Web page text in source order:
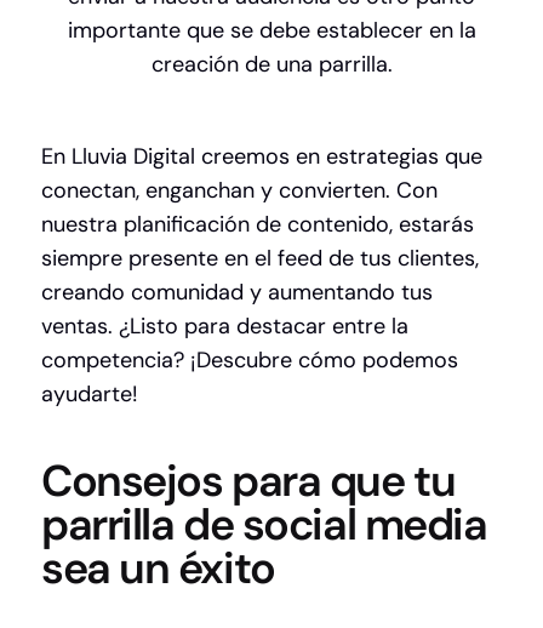
importante que se debe establecer en la
creación de una parrilla.
En Lluvia Digital creemos en estrategias que
conectan, enganchan y convierten. Con
nuestra planificación de contenido, estarás
siempre presente en el feed de tus clientes,
creando comunidad y aumentando tus
ventas. ¿Listo para destacar entre la
competencia? ¡Descubre cómo podemos
ayudarte!
Consejos para que tu
parrilla de social media
sea un éxito